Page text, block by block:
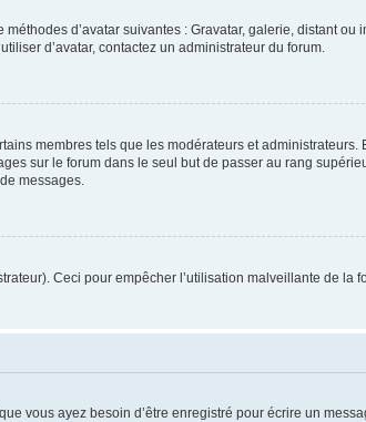
d’avatar suivantes : Gravatar, galerie, distant ou
d’avatar, contactez un administrateur du forum.
membres tels que les modérateurs et
sur le forum dans le seul but de passer au rang
messages.
Ceci pour empêcher l’utilisation malveillante de la
vous ayez besoin d’être enregistré pour écrire un